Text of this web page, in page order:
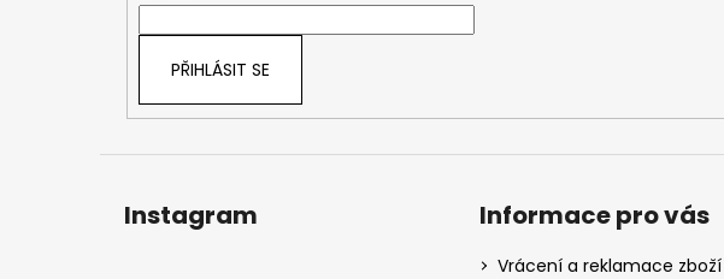
PŘIHLÁSIT SE
Instagram Informace pro vás
Vrácení a reklamace zboží